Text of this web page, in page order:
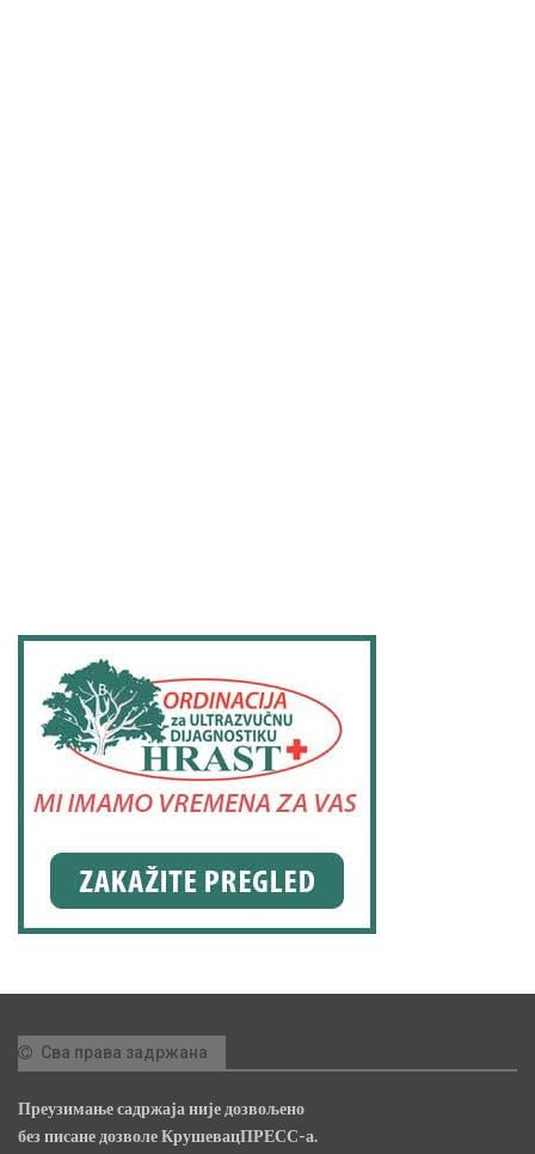
Сва права задржана
Преузимање садржаја није дозвољено
без писане дозволе КрушевацПРЕСС-а.